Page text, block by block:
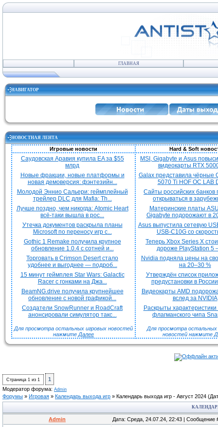
ГЛАВНАЯ
НАВИГАТОР
НОВОСТНАЯ ЛЕНТА
Игровые новости Hard & Soft
Саудовская Аравия купила EA за $55
млрд
Новые фракции, новые платформы и
новая демоверсия: фэнтезийн...
Молодой Эннио Сальери: геймплейный
трейлер DLC для Mafia: Th...
Лучше поздно, чем никогда: Atomic Heart
всё-таки вышла в рос...
Утечка документов раскрыла планы
Microsoft по переносу игр с...
Gothic 1 Remake получила крупное
обновление 1.0.4 с сотней и...
Торговать в Crimson Desert стало
удобнее и выгоднее — подроб...
15 минут геймплея Star Wars: Galactic
Racer с гонками на Джа...
BeamNG.drive получила крупнейшее
обновление с новой графикой...
Создатели SnowRunner и RoadCraft
анонсировали симулятор такс...
Для просмотра остальных игровых новостей
нажмите Далее
MSI, Gigabyte и Asus
видеокарты RTX
Galax представила чёрные
5070 Ti HOF OC LAB
Сайты российских банков
открываться в
Материнские платы
Gigabyte подорожают в
Asus выпустила сетевую
USB-C10G со
Теперь Xbox Series X
дороже PlayStation 5
Nvidia подняла цены на
на 20–30 %
Утверждён список
предустановки в
Видеокарты AMD
вслед за NVIDIA
Раскрыты характеристики
флагманского чипа
Для просмотра остальных
новостей нажмите
Страница 1 из 1
1
Модератор форума: Admin
Форумы » Игровая » Календарь выхода игр » Календарь выхода игр - Август 2024
Admin Дата: Среда, 24.07.24, 22:43 | Сообщение